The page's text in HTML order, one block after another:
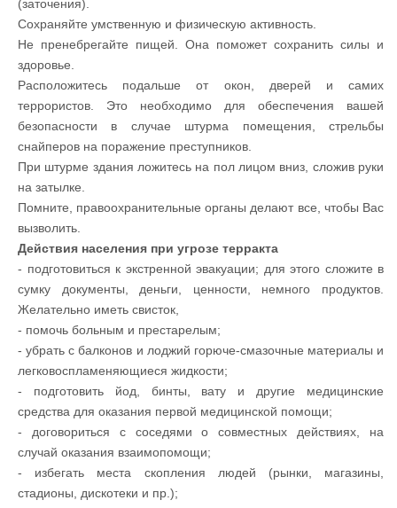
(заточения).
Сохраняйте умственную и физическую активность.
Не пренебрегайте пищей. Она поможет сохранить силы и
здоровье.
Расположитесь подальше от окон, дверей и самих
террористов. Это необходимо для обеспечения вашей
безопасности в случае штурма помещения, стрельбы
снайперов на поражение преступников.
При штурме здания ложитесь на пол лицом вниз, сложив руки
на затылке.
Помните, правоохранительные органы делают все, чтобы Вас
вызволить.
Действия населения при угрозе терракта
- подготовиться к экстренной эвакуации; для этого сложите в
сумку документы, деньги, ценности, немного продуктов.
Желательно иметь свисток,
- помочь больным и престарелым;
- убрать с балконов и лоджий горюче-смазочные материалы и
легковоспламеняющиеся жидкости;
- подготовить йод, бинты, вату и другие медицинские
средства для оказания первой медицинской помощи;
- договориться с соседями о совместных действиях, на
случай оказания взаимопомощи;
- избегать места скопления людей (рынки, магазины,
стадионы, дискотеки и пр.);